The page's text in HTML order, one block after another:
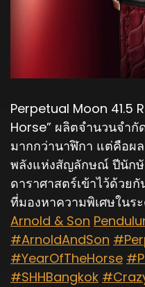
Perpetual Moon 41.5
Horse” ผลิตจำนวนจำกั
มากกว่านาฬิกา แต่คือผ
พลังแห่งสัญลักษณ์ ปีนัก
ดาราศาสตร์เข้าไว้ด้วย
ที่มองหาความพิเศษในร
Arnold & Son
#ArnoldAndSon
#YearOfTheHorse
#SHHBangkok